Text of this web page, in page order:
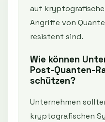
auf
Angriffe von
resistent sind.
Wie können
Post-Quanten-
schützen?
Unternehmen
kryptografischen